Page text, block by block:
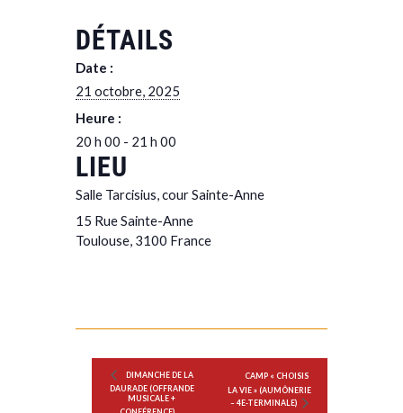
DÉTAILS
Date :
21 octobre, 2025
Heure :
20 h 00 - 21 h 00
LIEU
Salle Tarcisius, cour Sainte-Anne
15 Rue Sainte-Anne
Toulouse, 3100 France
DIMANCHE DE LA
DAURADE (OFFRANDE
MUSICALE +
CAMP « CHOISIS
LA VIE » (AUMÔNERIE
– 4E-TERMINALE)